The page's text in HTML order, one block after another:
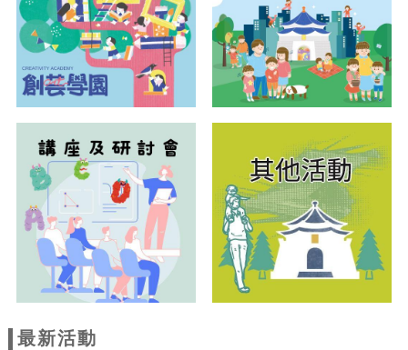
最新活動